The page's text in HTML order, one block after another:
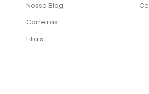
Nosso Blog
Carreiras
Filiais